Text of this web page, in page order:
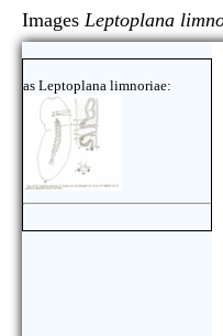
Images Leptoplana
as Leptoplana limnoriae: